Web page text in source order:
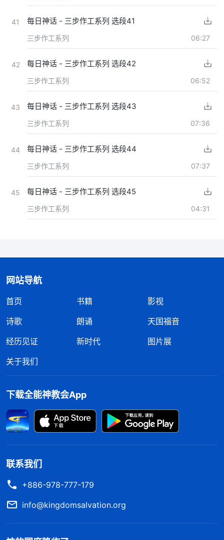
41 每日神话 - 三步作工系列 选段41
三步作工系列 06:27
42 每日神话 - 三步作工系列 选段42
三步作工系列 06:52
43 每日神话 - 三步作工系列 选段43
三步作工系列 07:36
44 每日神话 - 三步作工系列 选段44
三步作工系列 07:37
45 每日神话 - 三步作工系列 选段45
三步作工系列 04:31
网站导航
首页 书籍
影视
诗歌
朗诵
天国福音
经历见证
新时代
图片展
关于我们
下载全能神教会App
联系我们
+886-978-777-179
info@kingdomsalvation.org